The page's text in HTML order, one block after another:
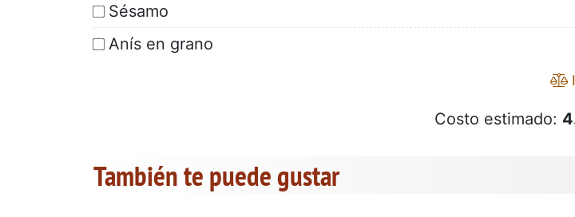
Sésamo
Anís en grano
Costo estimado:
También te puede gustar